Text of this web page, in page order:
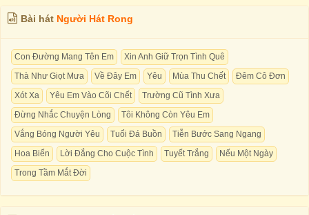
Bài hát Người Hát Rong
Con Đường Mang Tên Em
Xin Anh Giữ Trọn Tình Quê
Thà Như Giọt Mưa
Về Đây Em Yêu Mùa Thu Chết
Đêm Cô Đơn
Xót Xa
Yêu Em Vào Cõi Chết
Trường Cũ Tình Xưa
Đừng Nhắc Chuyện Lòng
Tôi Không Còn Yêu Em
Vắng Bóng Người Yêu
Tuổi Đá Buồn
Tiễn Bước Sang Ngang
Hoa Biển
Lời Đắng Cho Cuộc Tình Tuyết Trắng
Nếu Một Ngày
Trong Tầm Mắt Đời